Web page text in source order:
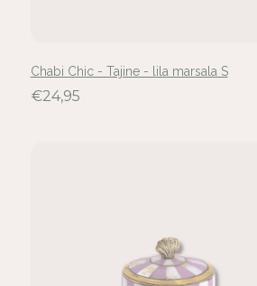
Chabi Chic - Tajine - lila marsala S
€24,95